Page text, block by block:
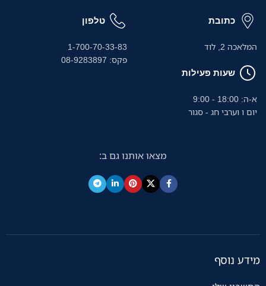
כתובת
המלאכה 2, לוד
שעות פעילות
א-ה: 18:00 - 9:00
יום ו וערבי חג - סגור
טלפון
1-700-70-33-83
פקס: 08-9283897
מצאו אותנו גם ב:
מידע נוסף